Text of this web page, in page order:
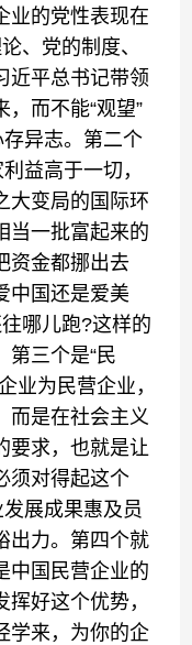
业的党性表现在
、党的制度、
近平总书记带领
而不能“观望”
存异志。第二个
益高于一切，
大变局的国际环
当一批富起来的
资金都挪出去
中国还是爱美
哪儿跑?这样的
第三个是“民
业为民营企业，
而是在社会主义
要求，也就是让
须对得起这个
展成果惠及员
出力。第四个就
中国民营企业的
好这个优势，
学来，为你的企